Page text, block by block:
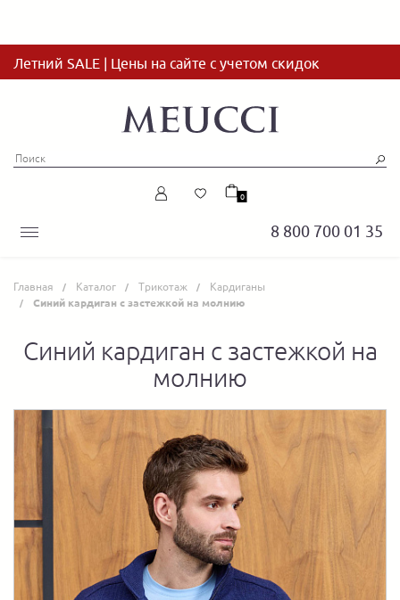
Летний SALE | Цены на сайте с учетом скидок
8 800 700 01 35
0
Главная Каталог Трикотаж Кардиганы
Синий кардиган с застежкой на молнию
Синий кардиган с застежкой на
молнию